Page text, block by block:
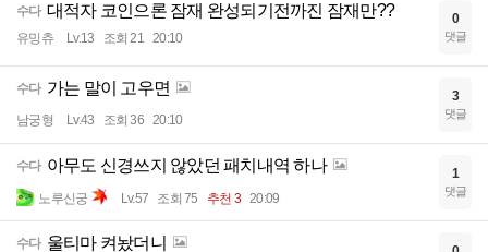
수다 대적자 코인으론 잠재 완성되기전까진 잠재만??
유밍츄 Lv.13 조회 21 20:10
0
댓글
수다 가는 말이 고우면
남궁형 Lv.43 조회 36 20:10
3
댓글
수다 아무도 신경쓰지 않았던 패치내역 하나
노루신궁 Lv.57 조회 75 추천 3 20:09
1
댓글
수다 울티마 켜놨더니